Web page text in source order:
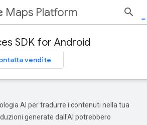
Maps Platform
SDK for Android
vendite
AI per tradurre i contenuti nella tua
generate dall'AI potrebbero